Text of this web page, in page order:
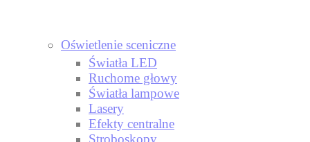
Oświetlenie sceniczne
Światła LED
Ruchome głowy
Światła lampowe
Lasery
Efekty centralne
Stroboskopy